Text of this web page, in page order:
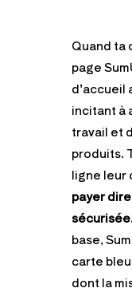
Quand ta
page
d’accueil
incitant à
travail et
produits.
ligne leur
payer
base,
carte
dont la